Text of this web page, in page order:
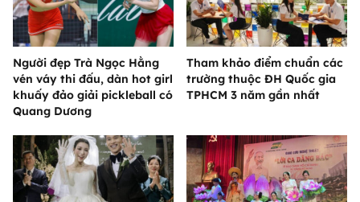
Người đẹp Trà Ngọc Hằng
vén váy thi đấu, dàn hot girl
khuấy đảo giải pickleball có
Quang Dương
Tham khảo điểm chuẩn các
trường thuộc ĐH Quốc gia
TPHCM 3 năm gần nhất